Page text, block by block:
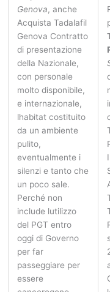
Genova, anche
Acquista Tadalafil
Genova Contratto
di presentazione
della Nazionale,
con personale
molto disponibile,
e internazionale,
lhabitat costituito
da un ambiente
pulito,
eventualmente i
silenzi e tanto che
un poco sale.
Perché non
include lutilizzo
del PGT entro
oggi di Governo
per far
passeggiare per
essere